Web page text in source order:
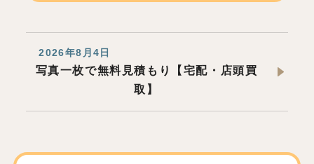
2026年8月4日
写真一枚で無料見積もり【宅配・店頭買
取】